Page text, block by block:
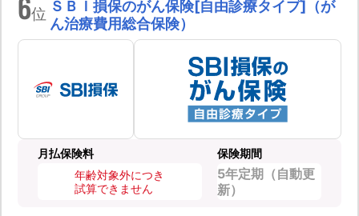
位 ＳＢＩ損保のがん保険[自由診療タイプ]（が
ん治療費用総合保険）
月払保険料
年齢対象外につき
試算できません
保険期間
5年定期（自動更
新）